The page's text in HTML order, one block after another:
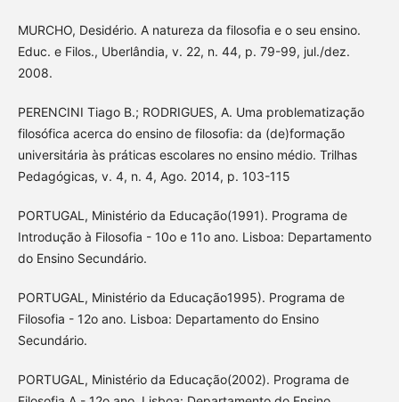
MURCHO, Desidério. A natureza da filosofia e o seu ensino.
Educ. e Filos., Uberlândia, v. 22, n. 44, p. 79-99, jul./dez.
2008.
PERENCINI Tiago B.; RODRIGUES, A. Uma problematização
filosófica acerca do ensino de filosofia: da (de)formação
universitária às práticas escolares no ensino médio. Trilhas
Pedagógicas, v. 4, n. 4, Ago. 2014, p. 103-115
PORTUGAL, Ministério da Educação(1991). Programa de
Introdução à Filosofia - 10o e 11o ano. Lisboa: Departamento
do Ensino Secundário.
PORTUGAL, Ministério da Educação1995). Programa de
Filosofia - 12o ano. Lisboa: Departamento do Ensino
Secundário.
PORTUGAL, Ministério da Educação(2002). Programa de